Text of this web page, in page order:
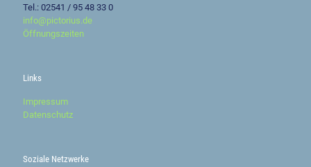
Tel.: 02541 / 95 48 33 0
info@pictorius.de
Öffnungszeiten
Links
Impressum
Datenschutz
Soziale Netzwerke